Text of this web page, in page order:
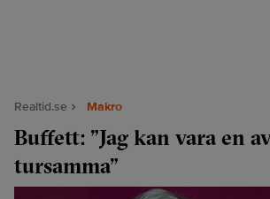
Realtid.se Makro
Buffett: ”Jag kan vara en
tursamma”